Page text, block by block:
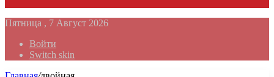
Пятница , 7 Август 2026
Войти
Switch skin